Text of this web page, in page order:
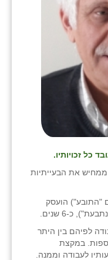
כל זכויותיו.
שניתן בבית דין אזורי לעבודה(1) ממחיש את הבעייתיות
"התובע") הועסק
כ-6 שנים.
לפיהם בין היתר
במקצת
לעבודה וממנה.